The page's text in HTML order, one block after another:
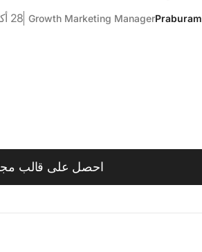
Praburam
Growth Marketing Manager 28 أكتوبر 2025
احصل على قالب